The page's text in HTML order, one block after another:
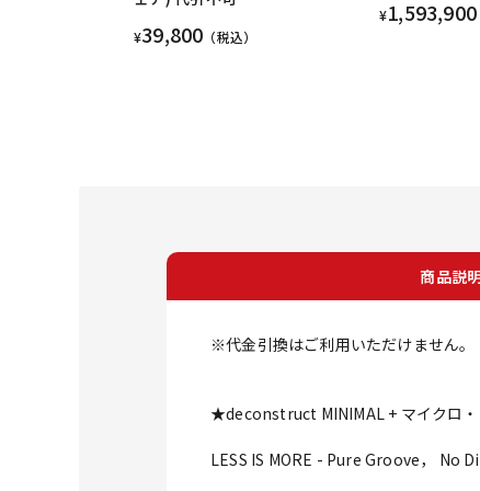
¥39,800 （税込）
¥1,593,900
商品説
※代金引換はご利用いただけません。
★deconstruct MINIMAL + マイクロ・
LESS IS MORE - Pure Groove， No